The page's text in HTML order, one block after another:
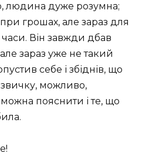
людина дуже розумна;
грошах, але зараз для
часи. Він завжди дбав
зараз уже не такий
себе і збіднів, що
можливо,
пояснити і те, що